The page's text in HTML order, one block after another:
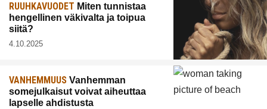
RUUHKAVUODET Miten tunnistaa
hengellinen väkivalta ja toipua
siitä?
4.10.2025
VANHEMMUUS Vanhemman
somejulkaisut voivat aiheuttaa
lapselle ahdistusta